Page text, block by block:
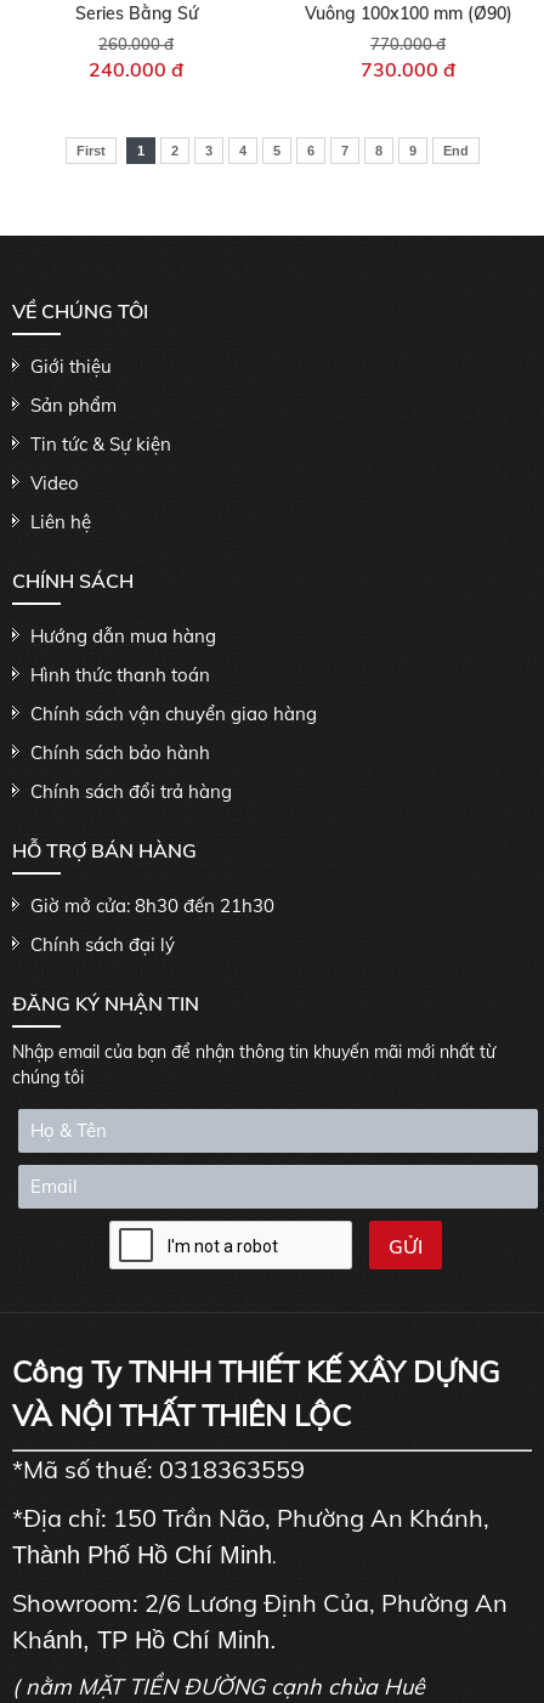
Series Bằng Sứ
260.000 đ
240.000 đ
Vuông 100x100 mm (Ø90)
770.000 đ
730.000 đ
First 1 2 3 4 5 6 7 8 9 End
VỀ CHÚNG TÔI
Giới thiệu
Sản phẩm
Tin tức & Sự kiện
Video
Liên hệ
CHÍNH SÁCH
Hướng dẫn mua hàng
Hình thức thanh toán
Chính sách vận chuyển giao hàng
Chính sách bảo hành
Chính sách đổi trả hàng
HỖ TRỢ BÁN HÀNG
Giờ mở cửa: 8h30 đến 21h30
Chính sách đại lý
ĐĂNG KÝ NHẬN TIN
Nhập email của bạn để nhận thông tin khuyến mãi mới nhất từ
chúng tôi
Công Ty TNHH THIẾT KẾ XÂY DỰNG
VÀ NỘI THẤT THIÊN LỘC
*Mã số thuế: 0318363559
*Địa chỉ: 150 Trần Não, Phường An Khánh,
Thành Phố Hồ Chí Minh.
Showroom: 2/6 Lương Định Của, Phường An
Khánh, TP Hồ Chí Minh.
( nằm MẶT TIỀN ĐƯỜNG cạnh chùa Huê